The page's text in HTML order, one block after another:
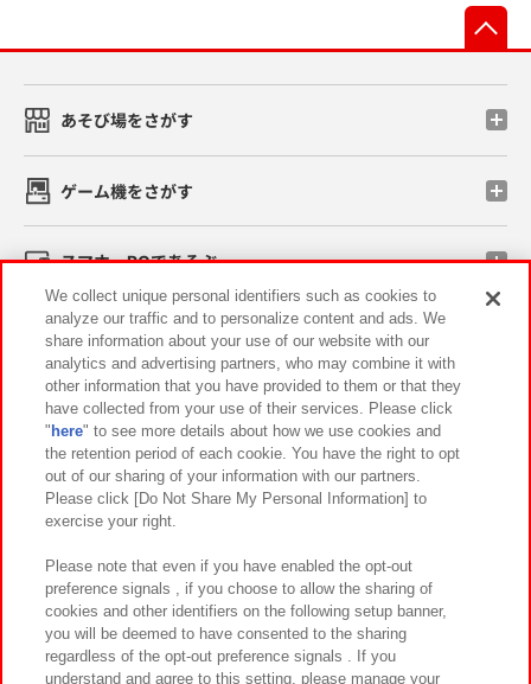
あそび場をさがす
ゲーム機をさがす
スマホ・PCであそぶ
イベント・キャンペーン
関連会社 サステナビリティ サイトポリシー
プライバシーポリシー ウェブアクセシビリティ方針と検証結果
お取引先さまとともに
カスタマーハラスメント対応方針 よくあるご質問・お問い合わせ
We collect unique personal identifiers such as cookies to
analyze our traffic and to personalize content and ads. We
share information about your use of our website with our
analytics and advertising partners, who may combine it with
other information that you have provided to them or that they
have collected from your use of their services. Please click
" here" to see more details about how we use cookies and
the retention period of each cookie. You have the right to opt
out of our sharing of your information with our partners.
Please click [Do Not Share My Personal Information] to
exercise your right.
Please note that even if you have enabled the opt-out
preference signals , if you choose to allow the sharing of
cookies and other identifiers on the following setup banner,
you will be deemed to have consented to the sharing
regardless of the opt-out preference signals . If you
understand and agree to this setting, please manage your